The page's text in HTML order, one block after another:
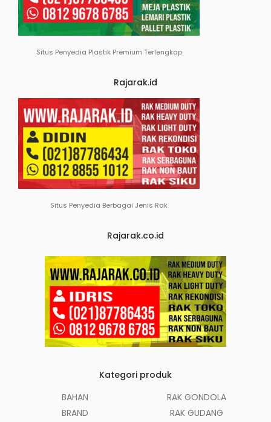
Situs Penyedia Plastik Premium Terlengkap
Rajarak.id
Situs Penyedia Berbagai Jenis Rak
Rajarak.co.id
Kategori produk
BAHAN
BRAND
RAK GONDOLA
RAK GUDANG